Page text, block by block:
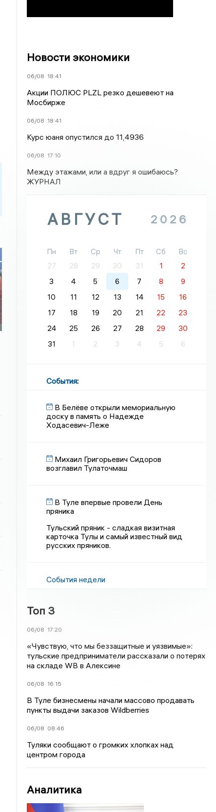
Новости экономики
06/08 18:41
Акции ПОЛЮС PLZL резко дешевеют на
Мосбирже
06/08 18:41
Курс юаня опустился до 11,4936
06/08 17:10
Между этажами, или а вдруг я ошибаюсь?
ЖУРНАЛ
АВГУСТ 2026
Пн Вт Ср Чт Пт Сб
Вс
27
28 29 30 31 1
2
3
4 5 6 7 8
9
10
11 12 13 14 15
16
17
18 19 20 21 22
23
24
25 26 27 28 29
30
31
1 2 3 4 5 6
События:
В Белёве открыли мемориальную
доску в память о Надежде
Ходасевич-Леже
Михаил Григорьевич Сидоров
возглавил Тулаточмаш
В Туле впервые провели День
пряника
Тульский пряник - сладкая визитная
карточка Тулы и самый известный вид
русских пряников.
События недели
Топ 3
06/08 17:20
«Чувствую, что мы беззащитные и уязвимые»:
тульские предприниматели рассказали о потерях
на складе WB в Алексине
06/08 16:15
В Туле бизнесмены начали массово продавать
пункты выдачи заказов Wildberries
06/08 08:46
Туляки сообщают о громких хлопках над
центром города
Аналитика